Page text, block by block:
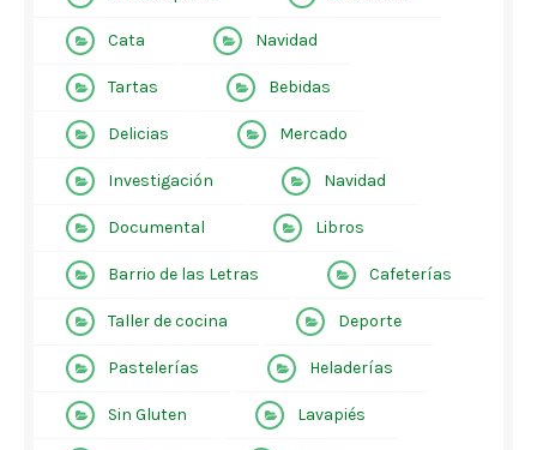
Cata Navidad
Tartas Bebidas
Delicias Mercado
Investigación Navidad
Documental Libros
Barrio de las Letras Cafeterías
Taller de cocina Deporte
Pastelerías Heladerías
Sin Gluten Lavapiés